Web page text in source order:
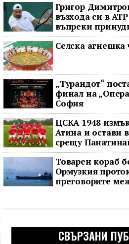
Григор
възхода си в
въпреки
Селска агнешка
„Турандот“
финал на
София
ЦСКА 1948
Атина и остави
срещу
Товарен кораб
Ормузкия
преговорите
СВЪРЗАНИ